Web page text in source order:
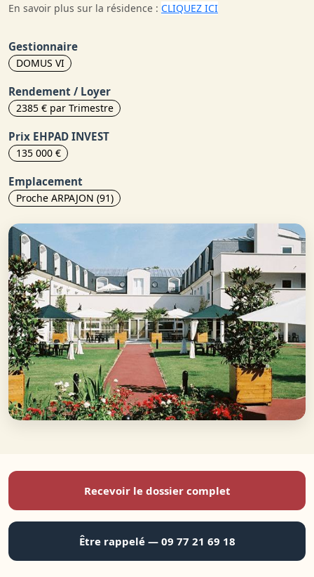
En savoir plus sur la résidence : CLIQUEZ ICI
Gestionnaire
DOMUS VI
Rendement / Loyer
2385 € par Trimestre
Prix EHPAD INVEST
135 000 €
Emplacement
Proche ARPAJON (91)
Recevoir le dossier complet
Être rappelé — 09 77 21 69 18